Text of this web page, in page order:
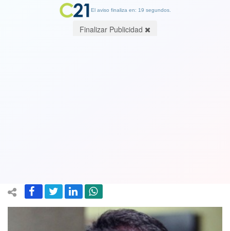
El aviso finaliza en: 19 segundos.
Finalizar Publicidad